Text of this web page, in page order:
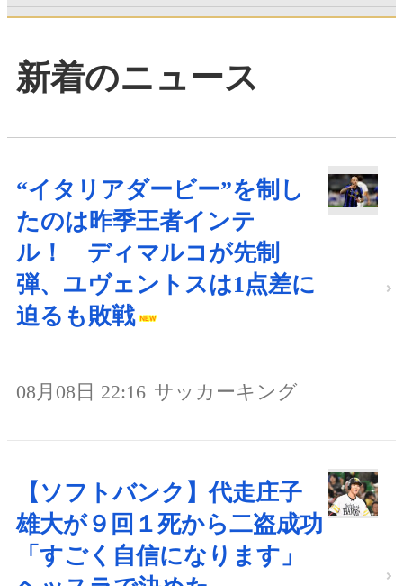
新着のニュース
“イタリアダービー”を制し
たのは昨季王者インテ
ル！ ディマルコが先制
弾、ユヴェントスは1点差に
迫るも敗戦
08月08日 22:16 サッカーキング
【ソフトバンク】代走庄子
雄大が９回１死から二盗成功
「すごく自信になります」